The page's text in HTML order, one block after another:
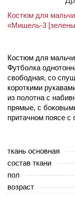
Костюм для
«Мишель-3
Костюм для
Футболка
свободная, со
короткими
из полотна с
прямые, с
притачном поясе с
ткань основная
состав ткани
пол
возраст